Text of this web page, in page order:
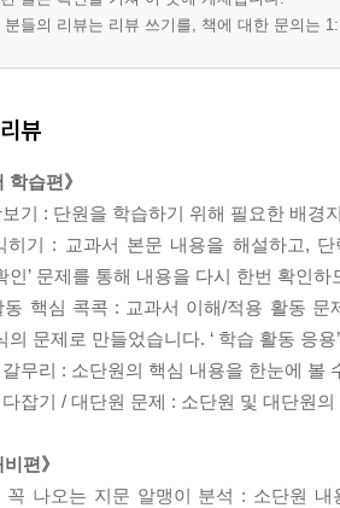
분들의 리뷰는 리뷰 쓰기를, 책에 대한 문의는
뷰
학습편》
보기 : 단원을 학습하기 위해 필요한 배
히기 : 교과서 본문 내용을 해설하고,
인’ 문제를 통해 내용을 다시 한번 확인하
동 핵심 콕콕 : 교과서 이해/적용 활동
의 문제로 만들었습니다. ‘ 학습 활동 응
갈무리 : 소단원의 핵심 내용을 한눈에
다잡기 / 대단원 문제 : 소단원 및 대단원
편》
꼭 나오는 지문 알맹이 분석 : 소단원